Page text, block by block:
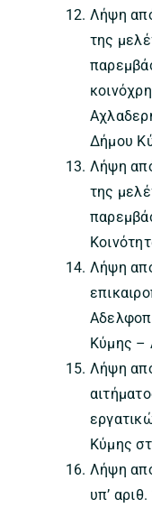
Λήψη
της
Δήμου
Λήψη
της
Λήψη
Κύμης –
Λήψη
Κύμης
Λήψη
υπ’